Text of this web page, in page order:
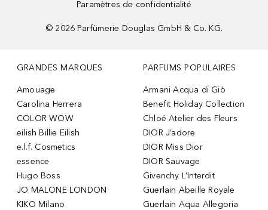
Paramètres de confidentialité
© 2026 Parfümerie Douglas GmbH & Co. KG.
GRANDES MARQUES
Amouage
Carolina Herrera
COLOR WOW
eilish Billie Eilish
e.l.f. Cosmetics
essence
Hugo Boss
JO MALONE LONDON
KIKO Milano
PARFUMS POPULAIRES
Armani Acqua di Giò
Benefit Holiday Collection
Chloé Atelier des Fleurs
DIOR J’adore
DIOR Miss Dior
DIOR Sauvage
Givenchy L’Interdit
Guerlain Abeille Royale
Guerlain Aqua Allegoria